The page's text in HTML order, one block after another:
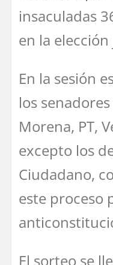
insaculadas
en la
En la sesión
los
Morena, PT,
excepto los
Ciudadano,
este proceso
El sorteo se